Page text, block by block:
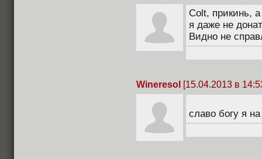
Colt, прикинь,
я даже не
Видно не
Wineresol [15.04.2013 в
славо богу я